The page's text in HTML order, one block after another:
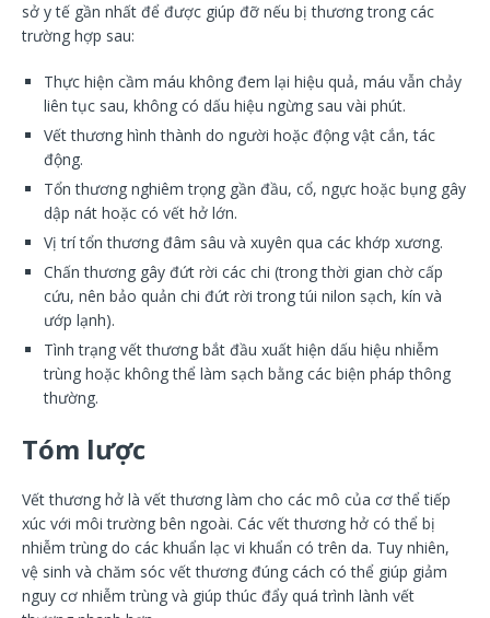
sở y tế gần nhất để được giúp đỡ nếu bị thương trong các
trường hợp sau:
Thực hiện cầm máu không đem lại hiệu quả, máu vẫn chảy
liên tục sau, không có dấu hiệu ngừng sau vài phút.
Vết thương hình thành do người hoặc động vật cắn, tác
động.
Tổn thương nghiêm trọng gần đầu, cổ, ngực hoặc bụng gây
dập nát hoặc có vết hở lớn.
Vị trí tổn thương đâm sâu và xuyên qua các khớp xương.
Chấn thương gây đứt rời các chi (trong thời gian chờ cấp
cứu, nên bảo quản chi đứt rời trong túi nilon sạch, kín và
ướp lạnh).
Tình trạng vết thương bắt đầu xuất hiện dấu hiệu nhiễm
trùng hoặc không thể làm sạch bằng các biện pháp thông
thường.
Tóm lược
Vết thương hở là vết thương làm cho các mô của cơ thể tiếp
xúc với môi trường bên ngoài. Các vết thương hở có thể bị
nhiễm trùng do các khuẩn lạc vi khuẩn có trên da. Tuy nhiên,
vệ sinh và chăm sóc vết thương đúng cách có thể giúp giảm
nguy cơ nhiễm trùng và giúp thúc đẩy quá trình lành vết